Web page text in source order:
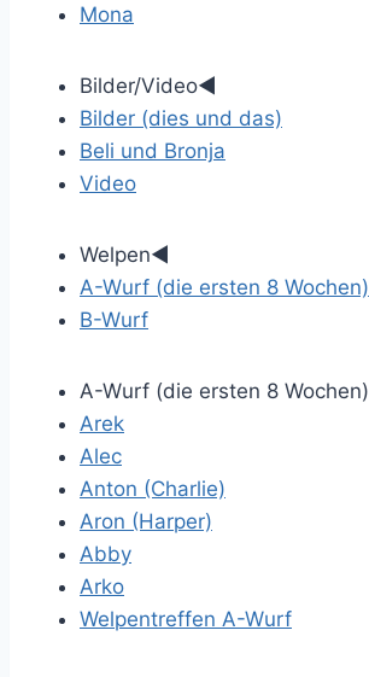
Mona
Bilder/Video◄
Bilder (dies und das)
Beli und Bronja
Video
Welpen◄
A-Wurf (die ersten 8 Wochen)
B-Wurf
A-Wurf (die ersten 8 Wochen)
Arek
Alec
Anton (Charlie)
Aron (Harper)
Abby
Arko
Welpentreffen A-Wurf